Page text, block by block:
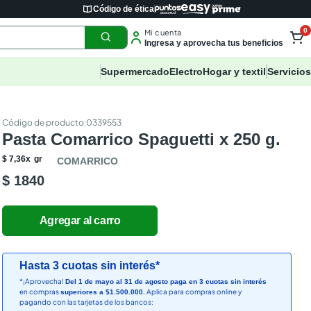
Código de ética
Mi cuenta
Ingresa y aprovecha tus beneficios
0
SupermercadoElectroHogar y textilServicios
:0339553
Pasta Comarrico Spaguetti x 250 g.
$ 7,36x gr COMARRICO
$ 1840
Hasta 3 cuotas sin interés*
*¡Aprovecha!Del 1 de mayo al 31 de agosto paga en 3 cuotas sin interés
en comprassuperiores a $1.500.000. Aplica para compras online y
pagando con las tarjetas de los bancos: